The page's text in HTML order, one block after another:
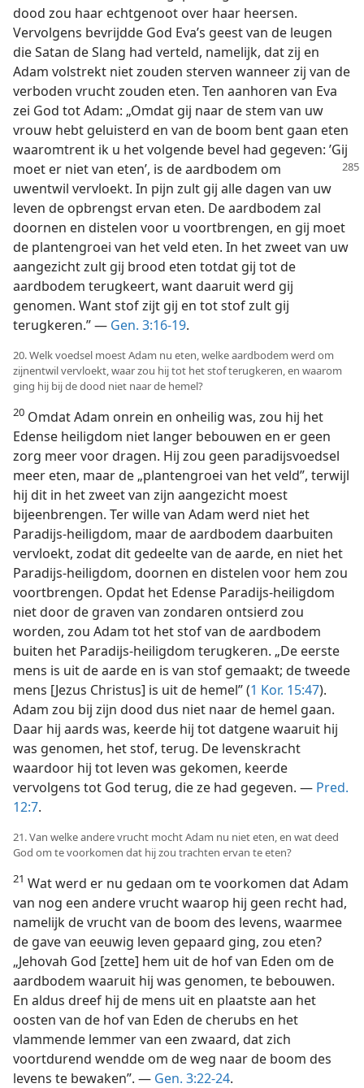
dood zou haar echtgenoot over haar heersen.
Vervolgens bevrijdde God Eva’s geest van de leugen
die Satan de Slang had verteld, namelijk, dat zij en
Adam volstrekt niet zouden sterven wanneer zij van de
verboden vrucht zouden eten. Ten aanhoren van Eva
zei God tot Adam: „Omdat gij naar de stem van uw
vrouw hebt geluisterd en van de boom bent gaan eten
waaromtrent ik u het volgende bevel had gegeven: ’Gij
moet er niet van eten’, is de aardbodem om
uwentwil vervloekt. In pijn zult gij alle dagen van uw
leven de opbrengst ervan eten. De aardbodem zal
doornen en distelen voor u voortbrengen, en gij moet
de plantengroei van het veld eten. In het zweet van uw
aangezicht zult gij brood eten totdat gij tot de
aardbodem terugkeert, want daaruit werd gij
genomen. Want stof zijt gij en tot stof zult gij
terugkeren.” — Gen. 3:16-19.
20. Welk voedsel moest Adam nu eten, welke aardbodem werd om
zijnentwil vervloekt, waar zou hij tot het stof terugkeren, en waarom
ging hij bij de dood niet naar de hemel?
20 Omdat Adam onrein en onheilig was, zou hij het
Edense heiligdom niet langer bebouwen en er geen
zorg meer voor dragen. Hij zou geen paradijsvoedsel
meer eten, maar de „plantengroei van het veld”, terwijl
hij dit in het zweet van zijn aangezicht moest
bijeenbrengen. Ter wille van Adam werd niet het
Paradijs-heiligdom, maar de aardbodem daarbuiten
vervloekt, zodat dit gedeelte van de aarde, en niet het
Paradijs-heiligdom, doornen en distelen voor hem zou
voortbrengen. Opdat het Edense Paradijs-heiligdom
niet door de graven van zondaren ontsierd zou
worden, zou Adam tot het stof van de aardbodem
buiten het Paradijs-heiligdom terugkeren. „De eerste
mens is uit de aarde en is van stof gemaakt; de tweede
mens [Jezus Christus] is uit de hemel” (1 Kor. 15:47).
Adam zou bij zijn dood dus niet naar de hemel gaan.
Daar hij aards was, keerde hij tot datgene waaruit hij
was genomen, het stof, terug. De levenskracht
waardoor hij tot leven was gekomen, keerde
vervolgens tot God terug, die ze had gegeven. — Pred.
12:7.
21. Van welke andere vrucht mocht Adam nu niet eten, en wat deed
God om te voorkomen dat hij zou trachten ervan te eten?
21 Wat werd er nu gedaan om te voorkomen dat Adam
van nog een andere vrucht waarop hij geen recht had,
namelijk de vrucht van de boom des levens, waarmee
de gave van eeuwig leven gepaard ging, zou eten?
„Jehovah God [zette] hem uit de hof van Eden om de
aardbodem waaruit hij was genomen, te bebouwen.
En aldus dreef hij de mens uit en plaatste aan het
oosten van de hof van Eden de cherubs en het
vlammende lemmer van een zwaard, dat zich
voortdurend wendde om de weg naar de boom des
levens te bewaken”. — Gen. 3:22-24.